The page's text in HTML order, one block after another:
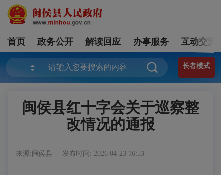
首页 政务公开 解读回应 办事服务 互动交流
长者模式
闽侯县红十字会关于巡察整
改情况的通报
来源:闽侯县 发布时间: 2026-04-23 16:53